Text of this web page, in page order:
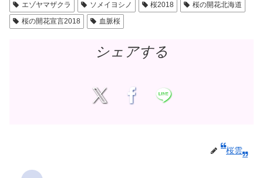
エゾヤマザクラ ソメイヨシノ 桜2018
桜の開花北海道
桜の開花宣言2018
血脈桜
シェアする
桜雲